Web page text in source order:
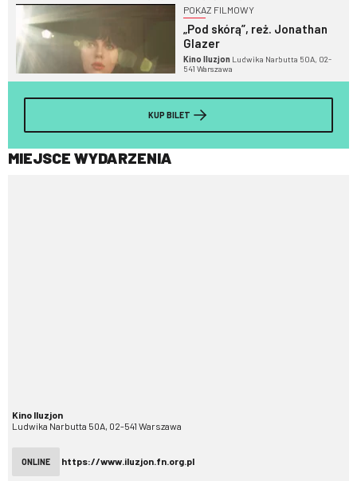
POKAZ FILMOWY
„Pod skórą”, reż. Jonathan
Glazer
Kino Iluzjon Ludwika Narbutta 50A, 02-
541 Warszawa
KUP BILET
MIEJSCE WYDARZENIA
Kino Iluzjon
Ludwika Narbutta 50A, 02-541 Warszawa
ONLINE https://www.iluzjon.fn.org.pl